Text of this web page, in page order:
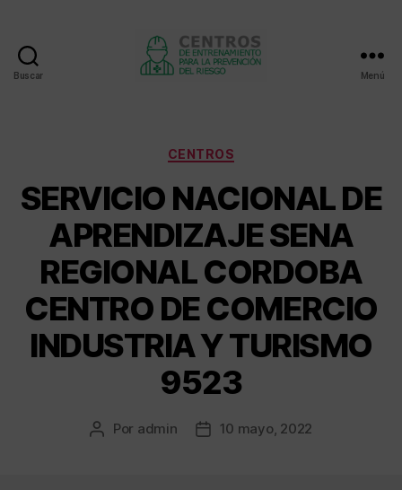
Buscar Menú
Categorías
CENTROS
SERVICIO NACIONAL DE
APRENDIZAJE SENA
REGIONAL CORDOBA
CENTRO DE COMERCIO
INDUSTRIA Y TURISMO
9523
Autor
Por admin
Fecha10 mayo, 2022